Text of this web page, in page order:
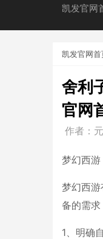
凯发官网
凯发官网
舍利
官网
作者：
梦幻西
梦幻西
备的需求
1、明确